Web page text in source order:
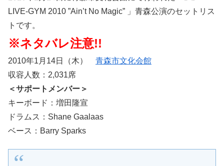
LIVE-GYM 2010 ”Ain’t No Magic” 」青森公演のセットリス
トです。
※ネタバレ注意!!
2010年1月14日（木） 青森市文化会館
収容人数：2,031席
＜サポートメンバー＞
キーボード：増田隆宣
ドラムス：Shane Gaalaas
ベース：Barry Sparks